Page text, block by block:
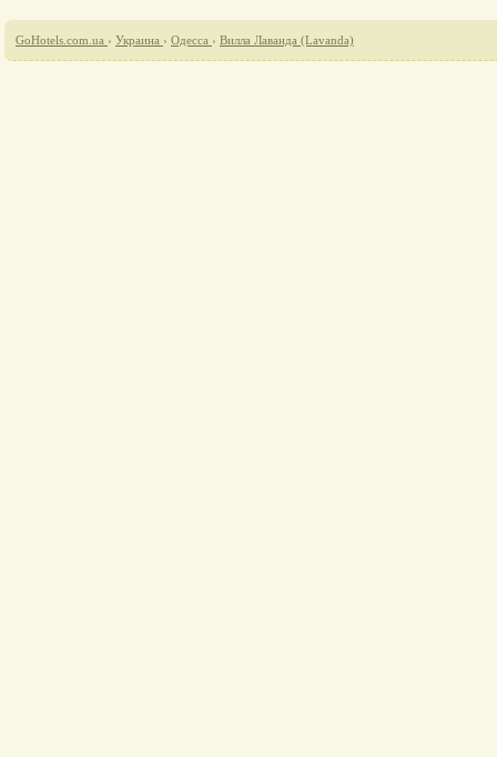
GoHotels.com.ua › Украина › Одесса › Вилла Лаванда (Lavanda)